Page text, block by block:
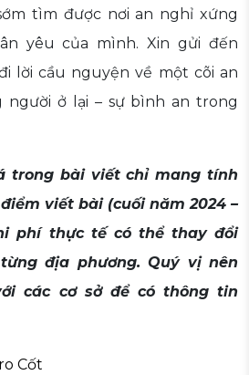
tìm được nơi an nghỉ xứng
yêu của mình. Xin gửi đến
lời cầu nguyện về một cõi an
người ở lại – sự bình an trong
trong bài viết chỉ mang tính
viết bài (cuối năm 2024 –
phí thực tế có thể thay đổi
địa phương. Quý vị nên
các cơ sở để có thông tin
Cốt